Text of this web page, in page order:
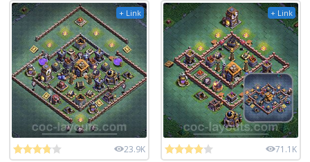
+ Link
23.9K
+ Link
71.1K